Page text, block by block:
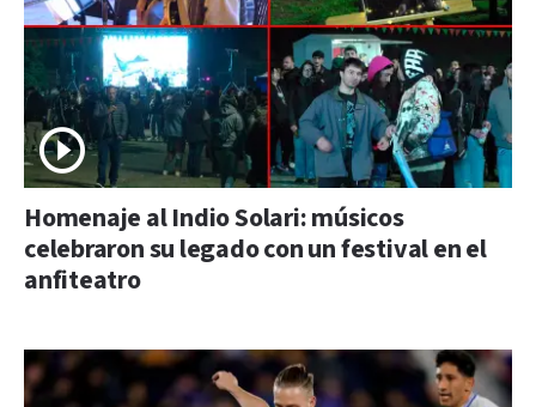
Homenaje al Indio Solari: músicos
celebraron su legado con un festival en el
anfiteatro